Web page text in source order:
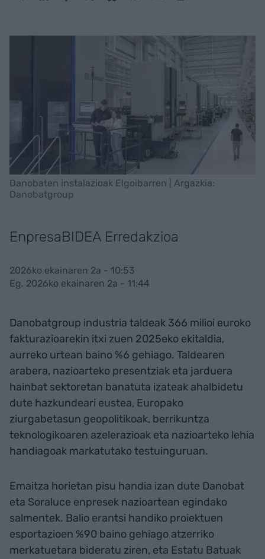
Danobaten instalazioak Elgoibarren | Argazkia:
Danobatgroup
EnpresaBIDEA Erredakzioa
2026ko ekainaren 2a - 10:53
Eg. 2026ko ekainaren 2a - 11:44
Danobatgroup industria taldeak 366 milioi euroko
fakturazioarekin itxi zuen 2025eko ekitaldia,
aurreko urtean baino %6 gehiago. Taldearen
arabera, nazioarteko presentziak eta jarduera
hainbat sektoretan banatuta izateak ahalbidetu
dute hazkundeari eustea, Europako
ziurgabetasun geopolitikoak, berrikuntza
teknologikoaren azelerazioak eta nazioarteko lehia
handiagoak markatutako testuinguruan.
Emaitza horietan pisu handia izan dute Danobat
eta Soraluce enpresek nazioartean egindako
salmentek. Balio erantsi handiko proiektuen
esportazioen %90 baino gehiago atzerriko
merkatuetara bideratu ziren, eta Estatu Batuak